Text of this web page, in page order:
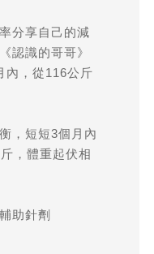
分享自己的減
認識的哥哥》
內，從116公斤
，短短3個月內
，體重起伏相
助針劑